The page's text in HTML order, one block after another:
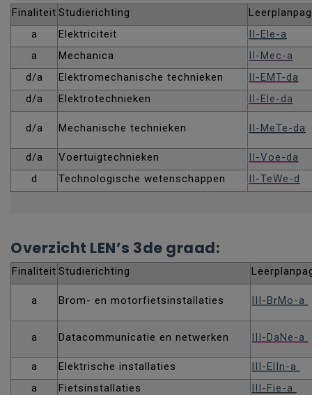
Finaliteit Studierichting
a
Elektriciteit
II-Ele-a
a
Mechanica
II-Mec-a
d/a
Elektromechanische technieken
II-EMT-da
d/a
Elektrotechnieken II-Ele-da
d/a Mechanische technieken II-MeTe-da
d/a Voertuigtechnieken
II-Voe-da
d
Technologische wetenschappen II-TeWe-d
Overzicht LEN’s 3de graad:
Finaliteit Studierichting
a Brom- en motorfietsinstallaties III-BrMo-a
a Datacommunicatie en netwerken III-DaNe-a
a Elektrische installaties
III-ElIn-a
a
Fietsinstallaties
III-Fie-a